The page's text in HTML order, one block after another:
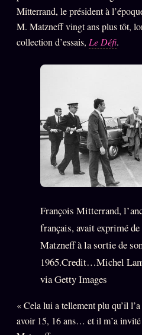
Mitterrand, le président à
M. Matzneff vingt ans plus tôt,
collection d’essais, Le Défi.
François Mitterrand,
français, avait exprimé
Matzneff à la sortie de
1965.Credit…Michel
via Getty Images
« Cela lui a tellement plu qu’il
avoir 15, 16 ans… et il m’a